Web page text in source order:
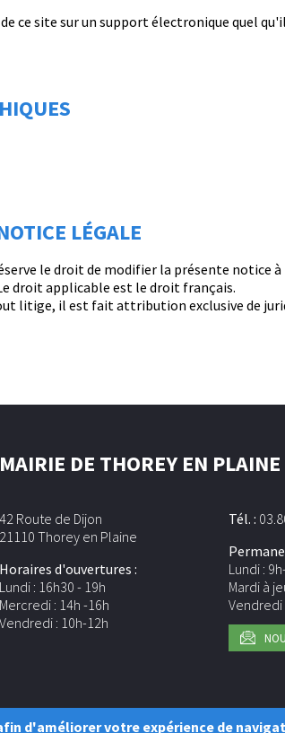
ce site sur un support électronique quel
LÉGALE
le droit de modifier la présente
droit applicable est le droit français.
litige, il est fait attribution exclusive de
MAIRIE DE THOREY EN PLAINE
42 Route de Dijon
21110 Thorey en Plaine
Horaires d'ouvertures :
Lundi : 16h30 - 19h
Mercredi : 14h -16h
Vendredi : 10h-12h
Tél. :
Lundi :
Mardi à
Vendredi
© Copyright 2018
d'améliorer votre expérience de